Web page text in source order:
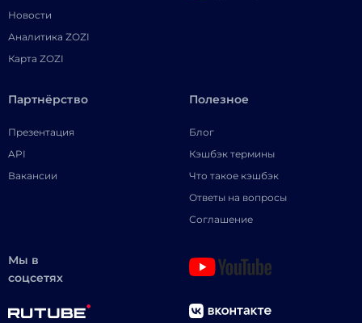
Новости
Аналитика ZOZI
Карта ZOZI
Партнёрство
Презентация
API
Вакансии
Полезное
Блог
Кэшбэк термины
Что такое кэшбэк
Ответы на вопросы
Соглашение
Мы в
соцсетях